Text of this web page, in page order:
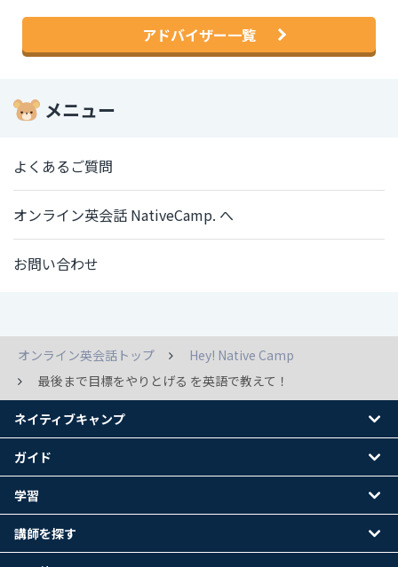
アドバイザー一覧
メニュー
よくあるご質問
オンライン英会話 NativeCamp. へ
お問い合わせ
オンライン英会話トップ
Hey! Native Camp
最後まで目標をやりとげる を英語で教えて！
ネイティブキャンプ
ガイド
学習
講師を探す